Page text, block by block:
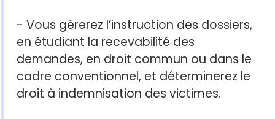
- Vous gèrerez l’instruction des dossiers,
en étudiant la recevabilité des
demandes, en droit commun ou dans le
cadre conventionnel, et déterminerez le
droit à indemnisation des victimes.